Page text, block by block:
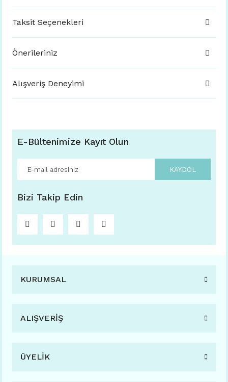
Taksit Seçenekleri
Önerileriniz
Alışveriş Deneyimi
E-Bültenimize Kayıt Olun
KAYDOL
Bizi Takip Edin
KURUMSAL
ALIŞVERİŞ
ÜYELİK